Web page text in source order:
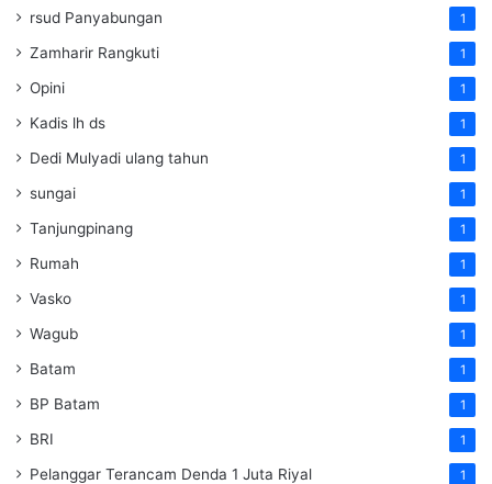
rsud Panyabungan 1
Zamharir Rangkuti 1
Opini 1
Kadis lh ds 1
Dedi Mulyadi ulang tahun 1
sungai 1
Tanjungpinang 1
Rumah 1
Vasko 1
Wagub 1
Batam 1
BP Batam 1
BRI 1
Pelanggar Terancam Denda 1 Juta Riyal 1